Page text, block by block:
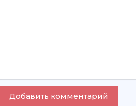
Добавить комментарий